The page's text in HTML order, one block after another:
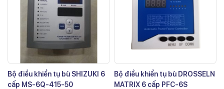
Bộ điều khiển tụ bù SHIZUKI 6
cấp MS-6Q-415-50
Bộ điều khiển tụ bù DROSSELN
MATRIX 6 cấp PFC-6S